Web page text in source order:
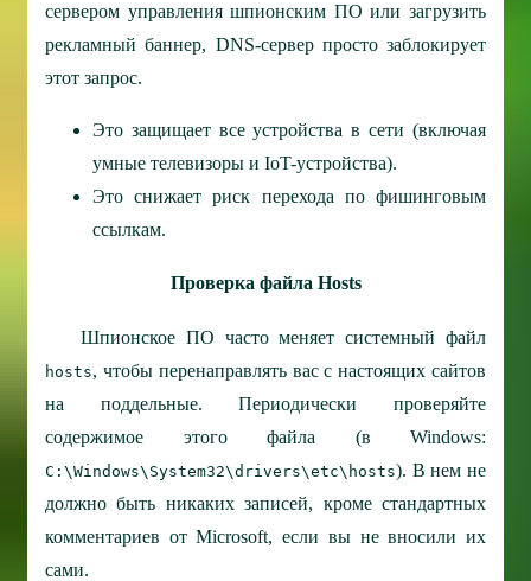
сервером управления шпионским ПО или загрузить
рекламный баннер, DNS-сервер просто заблокирует
этот запрос.
Это защищает все устройства в сети (включая
умные телевизоры и IoT-устройства).
Это снижает риск перехода по фишинговым
ссылкам.
Проверка файла Hosts
Шпионское ПО часто меняет системный файл
hosts, чтобы перенаправлять вас с настоящих сайтов
на поддельные. Периодически проверяйте
содержимое этого файла (в Windows:
C:\Windows\System32\drivers\etc\hosts). В нем не
должно быть никаких записей, кроме стандартных
комментариев от Microsoft, если вы не вносили их
сами.